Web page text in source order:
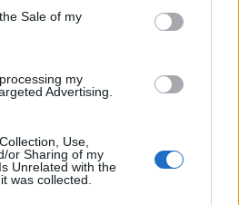
Sale of my
my
Advertising.
Use,
or Sharing of my
Unrelated with the
was collected.
ricorda la decisione di
locali; da allora guida
pratiche per lettori. In
di tagli e cartamodelli